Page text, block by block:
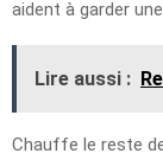
aident à garder
Lire aussi :
Chauffe le reste